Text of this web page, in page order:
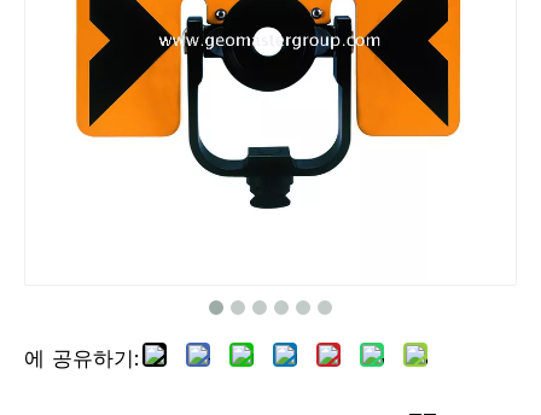
리튬 측량 배터리 올카본 로버 폴(2.2m)
텔레스코픽 연장 폴(1.2m)
에 공유하기: